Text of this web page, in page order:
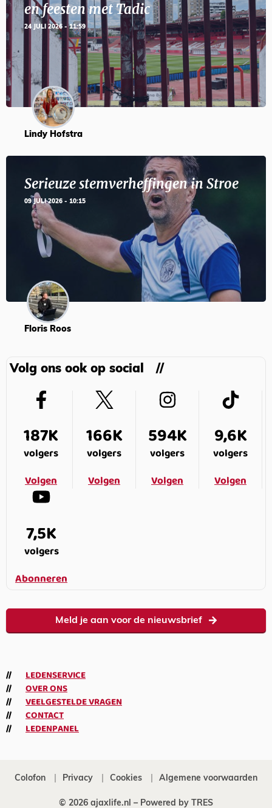
en feesten met Tadic
24 JULI 2026 - 11:59
Lindy Hofstra
Serieuze stemverheffingen in Stroe
09 JULI 2026 - 10:15
Floris Roos
Volg ons ook op social
187K
volgers
Volgen
166K
volgers
Volgen
594K
volgers
Volgen
9,6K
volgers
Volgen
7,5K
volgers
Abonneren
Meld je aan voor de nieuwsbrief
LEDENSERVICE
OVER ONS
VEELGESTELDE VRAGEN
CONTACT
LEDENPANEL
Colofon Privacy Cookies Algemene voorwaarden
© 2026 ajaxlife.nl – Powered by TRES